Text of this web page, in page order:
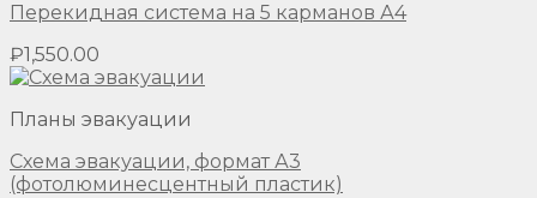
Перекидная система на 5 карманов А4
₽1,550.00
Планы эвакуации
Схема эвакуации, формат А3
(фотолюминесцентный пластик)